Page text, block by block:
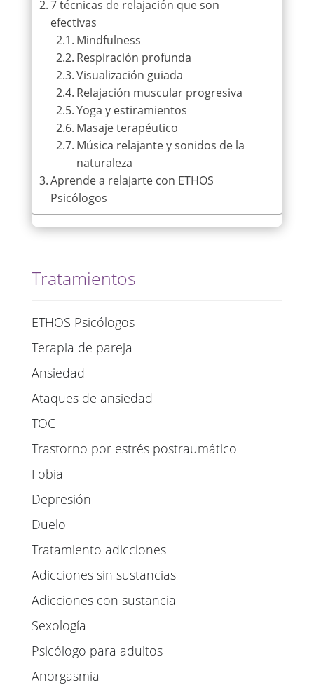
7 técnicas de relajación que son
efectivas
Mindfulness
Respiración profunda
Visualización guiada
Relajación muscular progresiva
Yoga y estiramientos
Masaje terapéutico
Música relajante y sonidos de la
naturaleza
Aprende a relajarte con ETHOS
Psicólogos
Tratamientos
ETHOS Psicólogos
Terapia de pareja
Ansiedad
Ataques de ansiedad
TOC
Trastorno por estrés postraumático
Fobia
Depresión
Duelo
Tratamiento adicciones
Adicciones sin sustancias
Adicciones con sustancia
Sexología
Psicólogo para adultos
Anorgasmia